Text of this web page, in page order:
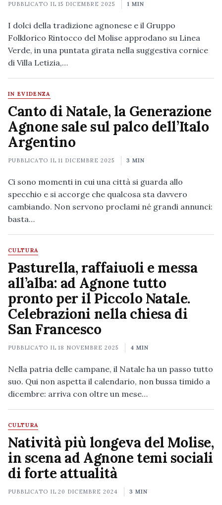
PUBBLICATO IL15 DICEMBRE 2025 1 MIN
I dolci della tradizione agnonese e il Gruppo
Folklorico Rintocco del Molise approdano su Linea
Verde, in una puntata girata nella suggestiva cornice
di Villa Letizia,…
IN EVIDENZA
Canto di Natale, la Generazione
Agnone sale sul palco dell’Italo
Argentino
PUBBLICATO IL11 DICEMBRE 2025 3 MIN
Ci sono momenti in cui una città si guarda allo
specchio e si accorge che qualcosa sta davvero
cambiando. Non servono proclami né grandi annunci:
basta…
CULTURA
Pasturella, raffaiuoli e messa
all’alba: ad Agnone tutto
pronto per il Piccolo Natale.
Celebrazioni nella chiesa di
San Francesco
PUBBLICATO IL18 NOVEMBRE 2025 4 MIN
Nella patria delle campane, il Natale ha un passo tutto
suo. Qui non aspetta il calendario, non bussa timido a
dicembre: arriva con oltre un mese…
CULTURA
Natività più longeva del Molise,
in scena ad Agnone temi sociali
di forte attualità
PUBBLICATO IL20 DICEMBRE 2024 3 MIN